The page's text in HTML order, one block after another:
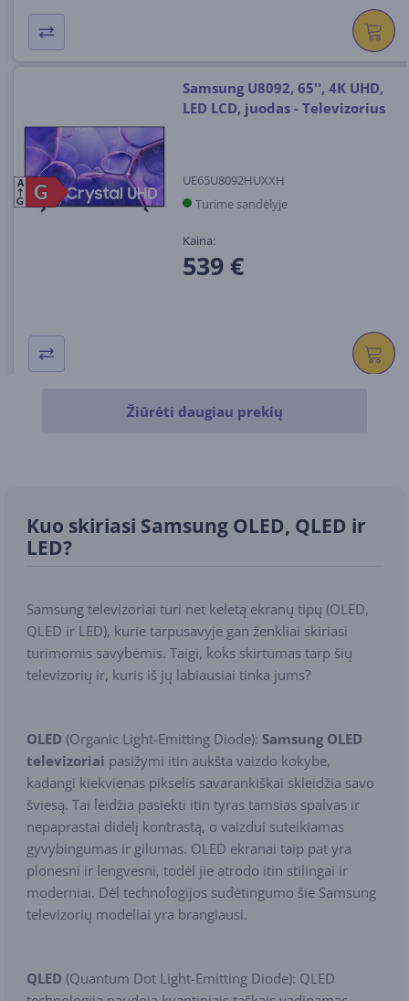
G
G
A
G
Samsung U8092, 65'', 4K UHD,
LED LCD, juodas - Televizorius
UE65U8092HUXXH
Turime sandėlyje
Kaina:
539 €
Žiūrėti daugiau prekių
Kuo skiriasi Samsung OLED, QLED ir
LED?
Samsung televizoriai turi net keletą ekranų tipų (OLED,
QLED ir LED), kurie tarpusavyje gan ženkliai skiriasi
turimomis savybėmis. Taigi, koks skirtumas tarp šių
televizorių ir, kuris iš jų labiausiai tinka jums?
OLED (Organic Light-Emitting Diode): Samsung OLED
televizoriai pasižymi itin aukšta vaizdo kokybe,
kadangi kiekvienas pikselis savarankiškai skleidžia savo
šviesą. Tai leidžia pasiekti itin tyras tamsias spalvas ir
nepaprastai didelį kontrastą, o vaizdui suteikiamas
gyvybingumas ir gilumas. OLED ekranai taip pat yra
plonesni ir lengvesni, todėl jie atrodo itin stilingai ir
moderniai. Dėl technologijos sudėtingumo šie Samsung
televizorių modeliai yra brangiausi.
QLED (Quantum Dot Light-Emitting Diode): QLED